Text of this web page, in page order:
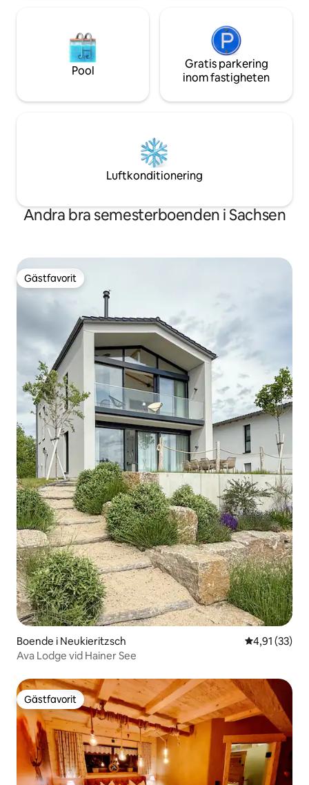
Pool
Gratis parkering
inom fastigheten
Luftkonditionering
Andra bra semesterboenden i Sachsen
Gästfavorit
Gästfavorit
Boende i Neukieritzsch 4,91 av 5 i
4,91 (33)
Ava Lodge vid Hainer See
Gästfavorit
Gästfavorit